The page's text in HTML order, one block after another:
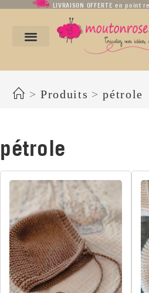
LIVRAISON OFFERTE en point
> Produits > pétrole
pétrole